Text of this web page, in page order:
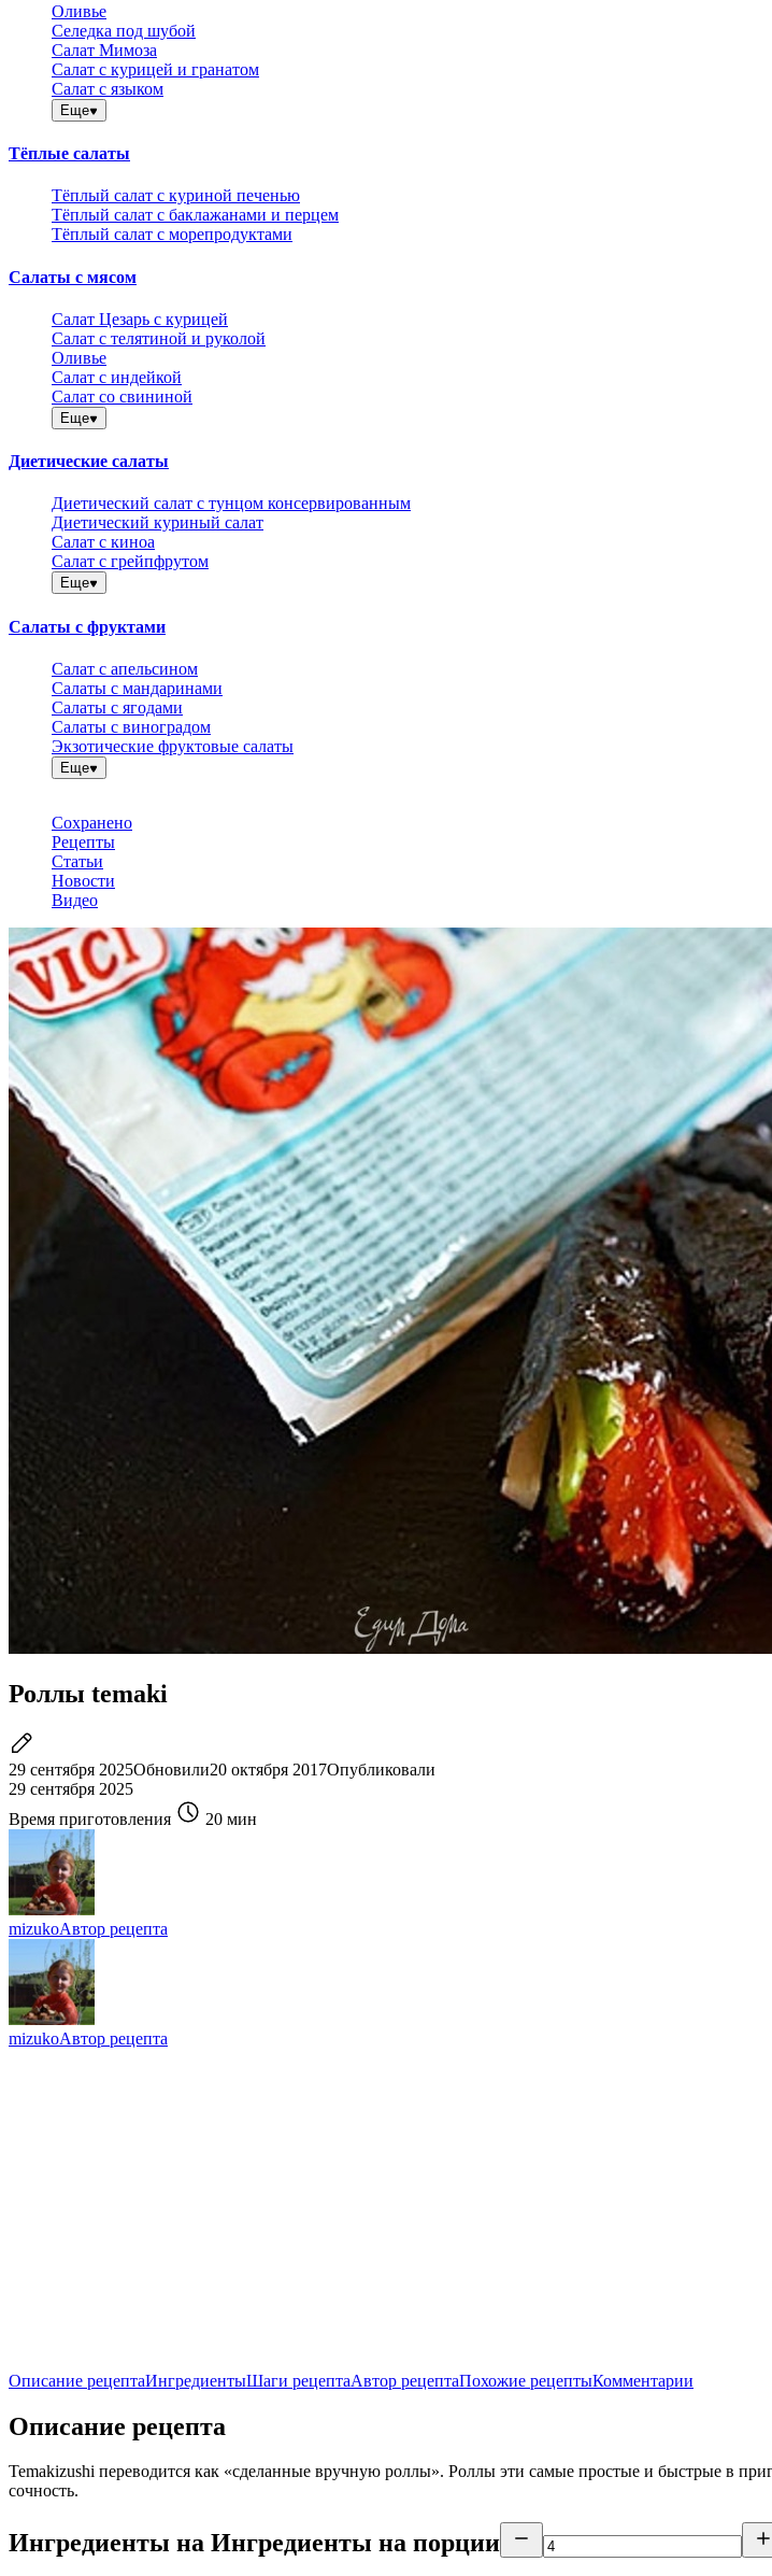
Оливье
Селедка под шубой
Салат Мимоза
Салат с курицей и гранатом
Салат с языком
Еще
Тёплые салаты
Тёплый салат с куриной печенью
Тёплый салат с баклажанами и перцем
Тёплый салат с морепродуктами
Салаты с мясом
Салат Цезарь с курицей
Салат с телятиной и руколой
Оливье
Салат с индейкой
Салат со свининой
Еще
Диетические салаты
Диетический салат с тунцом консервированным
Диетический куриный салат
Салат с киноа
Салат с грейпфрутом
Еще
Салаты с фруктами
Салат с апельсином
Салаты с мандаринами
Салаты с ягодами
Салаты с виноградом
Экзотические фруктовые салаты
Еще
Сохранено
Рецепты
Статьи
Новости
Видео
Роллы temaki
29 сентября 2025Обновили20 октября 2017Опубликовали
29 сентября 2025
Время приготовления
20 мин
mizukoАвтор рецепта
mizukoАвтор рецепта
Описание рецептаИнгредиентыШаги рецептаАвтор рецептаПохожие рецептыКомментарии
Описание рецепта
Temakizushi переводится как «сделанные вручную роллы». Роллы эти самые простые и быстрые в
сочность.
Ингредиенты на Ингредиенты на порции